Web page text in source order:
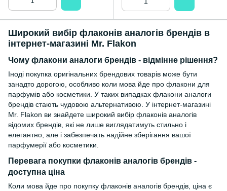
Широкий вибір флаконів аналогів брендів в
інтернет-магазині Mr. Flakon
Чому флакони аналоги брендів - відмінне рішення?
Іноді покупка оригінальних брендових товарів може бути
занадто дорогою, особливо коли мова йде про флакони для
парфумів або косметики. У таких випадках флакони аналоги
брендів стають чудовою альтернативою. У інтернет-магазині
Mr. Flakon ви знайдете широкий вибір флаконів аналогів
відомих брендів, які не лише виглядатимуть стильно і
елегантно, але і забезпечать надійне зберігання вашої
парфумерії або косметики.
Перевага покупки флаконів аналогів брендів -
доступна ціна
Коли мова йде про покупку флаконів аналогів брендів, ціна є